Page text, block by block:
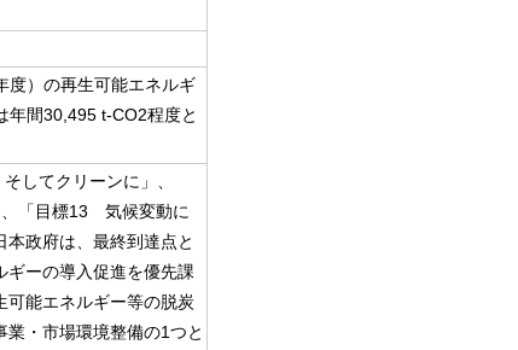
度）の再生可能エネルギ
年間30,495 t-CO2程度と
してクリーンに」、
「目標13 気候変動に
政府は、最終到達点と
ギーの導入促進を優先課
可能エネルギー等の脱炭
・市場環境整備の1つと